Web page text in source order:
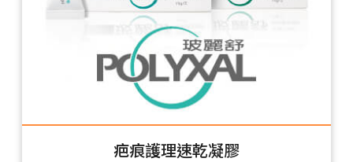
疤痕護理速乾凝膠